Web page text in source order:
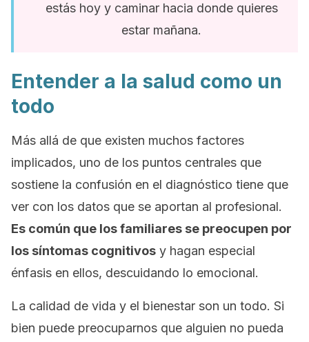
estás hoy y caminar hacia donde quieres
estar mañana.
Entender a la salud como un
todo
Más allá de que existen muchos factores
implicados, uno de los puntos centrales que
sostiene la confusión en el diagnóstico tiene que
ver con los datos que se aportan al profesional.
Es común que los familiares se preocupen por
los síntomas cognitivos y hagan especial
énfasis en ellos, descuidando lo emocional.
La calidad de vida y el bienestar son un todo. Si
bien puede preocuparnos que alguien no pueda